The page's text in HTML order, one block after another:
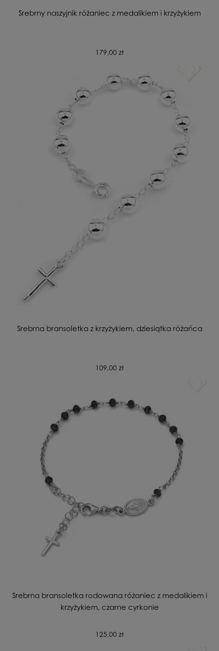
Srebrny naszyjnik różaniec z medalikiem i krzyżykiem
179,00 zł
Srebrna bransoletka z krzyżykiem, dziesiątka różańca
109,00 zł
Srebrna bransoletka rodowana różaniec z medalikiem i
krzyżykiem, czarne cyrkonie
125,00 zł